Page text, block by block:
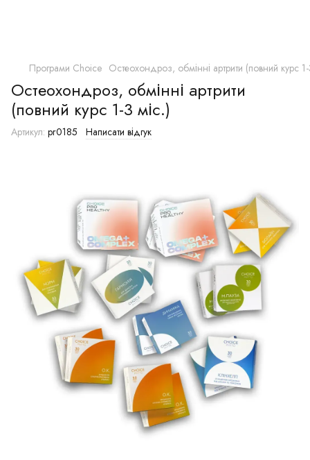
Програми Choice Остеохондроз, обмінні артрити (повний курс
Остеохондроз, обмінні артрити
(повний курс 1-3 міс.)
Артикул: pr0185 Написати відгук